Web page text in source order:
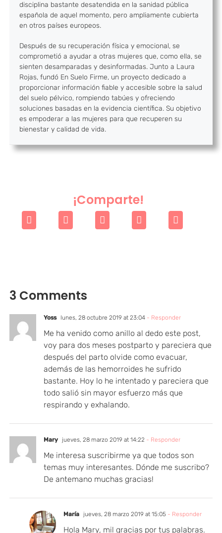
disciplina bastante desatendida en la sanidad pública
española de aquel momento, pero ampliamente cubierta
en otros países europeos.
Después de su recuperación física y emocional, se
comprometió a ayudar a otras mujeres que, como ella, se
sienten desamparadas y desinformadas. Junto a Laura
Rojas, fundó En Suelo Firme, un proyecto dedicado a
proporcionar información fiable y accesible sobre la salud
del suelo pélvico, rompiendo tabúes y ofreciendo
soluciones basadas en la evidencia científica. Su objetivo
es empoderar a las mujeres para que recuperen su
bienestar y calidad de vida.
¡Comparte!
3 Comments
Yoss lunes, 28 octubre 2019 at 23:04- Responder
Me ha venido como anillo al dedo este post,
voy para dos meses postparto y pareciera que
después del parto olvide como evacuar,
además de las hemorroides he sufrido
bastante. Hoy lo he intentado y pareciera que
todo salió sin mayor esfuerzo más que
respirando y exhalando.
Mary jueves, 28 marzo 2019 at 14:22 - Responder
Me interesa suscribirme ya que todos son
temas muy interesantes. Dónde me suscribo?
De antemano muchas gracias!
María jueves, 28 marzo 2019 at 15:05- Responder
Hola Mary, mil gracias por tus palabras.